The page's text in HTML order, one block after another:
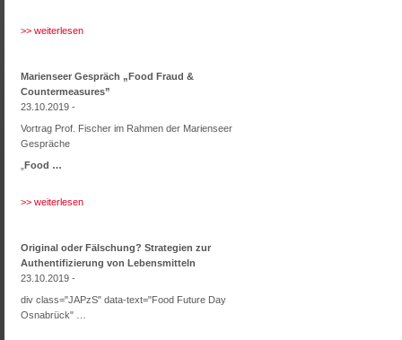
>> weiterlesen
Marienseer Gespräch „Food Fraud &
Countermeasures”
23.10.2019 -
Vortrag Prof. Fischer im Rahmen der Marienseer
Gespräche
Food …
>> weiterlesen
Original oder Fälschung? Strategien zur
Authentifizierung von Lebensmitteln
23.10.2019 -
div class="JAPzS" data-text="Food Future Day
Osnabrück" …